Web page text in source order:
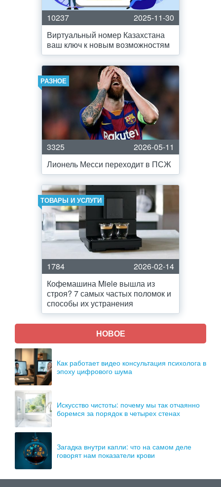
10237
2025-11-30
Виртуальный номер Казахстана
ваш ключ к новым возможностям
РАЗНОЕ
3325
2026-05-11
Лионель Месси переходит в ПСЖ
ТОВАРЫ И УСЛУГИ
1784
2026-02-14
Кофемашина Miele вышла из
строя? 7 самых частых поломок и
способы их устранения
НОВОЕ
Как работает видео консультация психолога в
эпоху цифрового шума
Искусство чистоты: почему мы так отчаянно
боремся за порядок в четырех стенах
Загадка внутри капли: что на самом деле
говорят нам показатели крови